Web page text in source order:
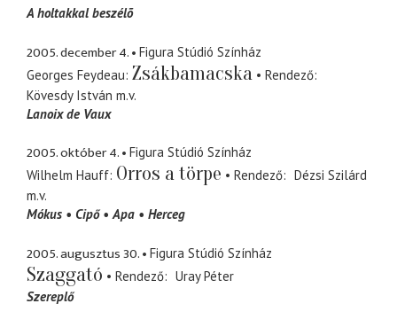
A holtakkal beszélõ
2005. december 4.
Figura Stúdió Színház
Georges Feydeau Zsákbamacska
Rendező
Kövesdy István m.v.
Lanoix de Vaux
2005. október 4.
Figura Stúdió Színház
Wilhelm Hauff Orros a törpe Rendező
Dézsi Szilárd
m.v.
Mókus
Cipő Apa Herceg
2005. augusztus 30. Figura Stúdió Színház
Szaggató Rendező
Uray Péter
Szereplő